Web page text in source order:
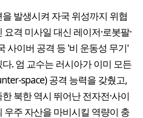
발생시켜 자국 위성까지 위협
격 미사일 대신 레이저·로봇팔·
사이버 공격 등 '비 운동성 무기'
. 엄 교수는 러시아가 이미 모든
space) 공격 능력을 갖췄고,
북한 역시 뛰어난 전자전·사이
우주 자산을 마비시킬 역량이 충